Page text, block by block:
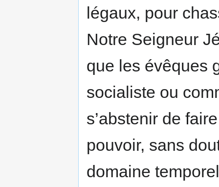
légaux, pour
Notre Seigneur
que les évêques
socialiste ou
s’abstenir de
pouvoir, sans
domaine